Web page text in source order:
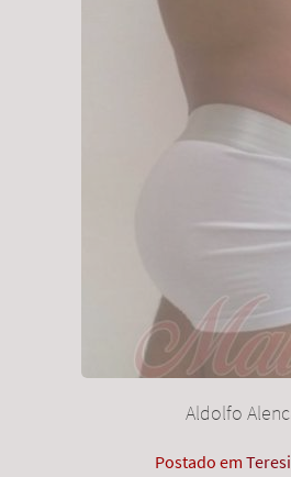
Aldolfo
Postado em